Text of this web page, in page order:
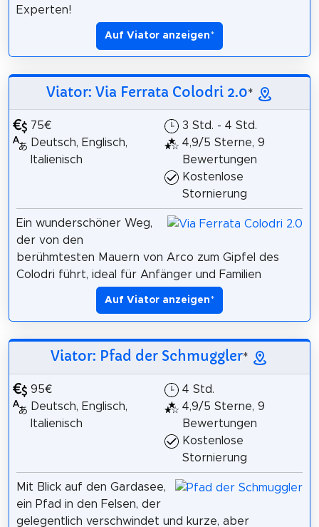
Experten!
Auf Viator anzeigen*
Viator: Via Ferrata Colodri 2.0*
75€
Deutsch, Englisch,
Italienisch
3 Std. - 4 Std.
4,9/5 Sterne, 9
Bewertungen
Kostenlose
Stornierung
Ein wunderschöner Weg,
der von den
berühmtesten Mauern von Arco zum Gipfel des
Colodri führt, ideal für Anfänger und Familien
Auf Viator anzeigen*
Viator: Pfad der Schmuggler*
95€
Deutsch, Englisch,
Italienisch
4 Std.
4,9/5 Sterne, 9
Bewertungen
Kostenlose
Stornierung
Mit Blick auf den Gardasee,
ein Pfad in den Felsen, der
gelegentlich verschwindet und kurze, aber